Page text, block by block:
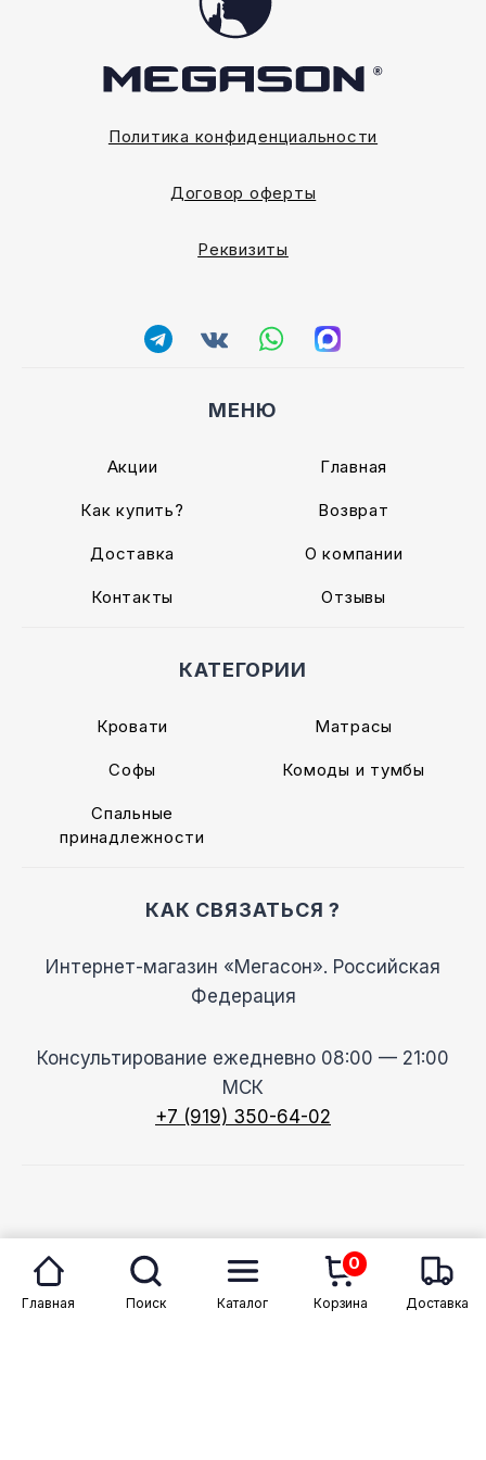
Политика конфиденциальности
Договор оферты
Реквизиты
МЕНЮ
Акции Главная
Как купить? Возврат
Доставка О компании
Контакты Отзывы
КАТЕГОРИИ
Кровати Матрасы
Софы Комоды и тумбы
Спальные
принадлежности
КАК СВЯЗАТЬСЯ ?
Интернет-магазин «Мегасон». Российская
Федерация
Консультирование ежедневно 08:00 — 21:00
МСК
+7 (919) 350-64-02
© 2026 Megason
Главная Поиск Каталог
0
Корзина Доставка